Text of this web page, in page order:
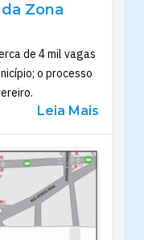
Zona
de 4 mil vagas
o processo
Leia Mais